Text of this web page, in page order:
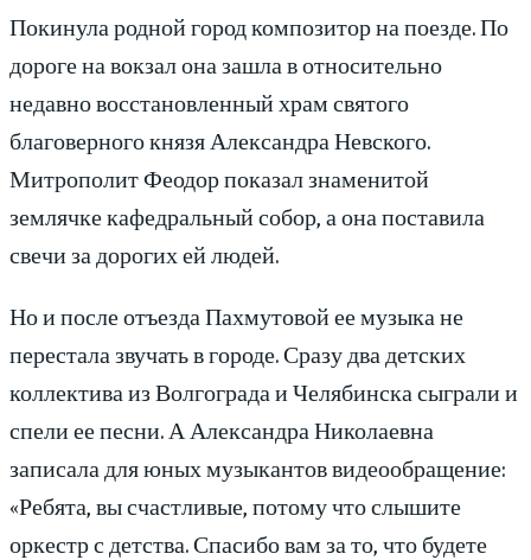
Покинула родной город композитор на поезде. По
дороге на вокзал она зашла в относительно
недавно восстановленный храм святого
благоверного князя Александра Невского.
Митрополит Феодор показал знаменитой
землячке кафедральный собор, а она поставила
свечи за дорогих ей людей.
Но и после отъезда Пахмутовой ее музыка не
перестала звучать в городе. Сразу два детских
коллектива из Волгограда и Челябинска сыграли и
спели ее песни. А Александра Николаевна
записала для юных музыкантов видеообращение:
«Ребята, вы счастливые, потому что слышите
оркестр с детства. Спасибо вам за то, что будете